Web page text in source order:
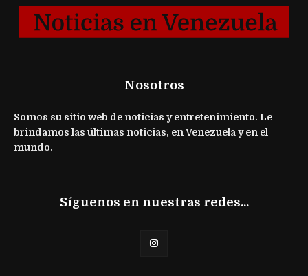
Nosotros
Somos su sitio web de noticias y entretenimiento. Le
brindamos las últimas noticias, en Venezuela y en el
mundo.
Síguenos en nuestras redes...